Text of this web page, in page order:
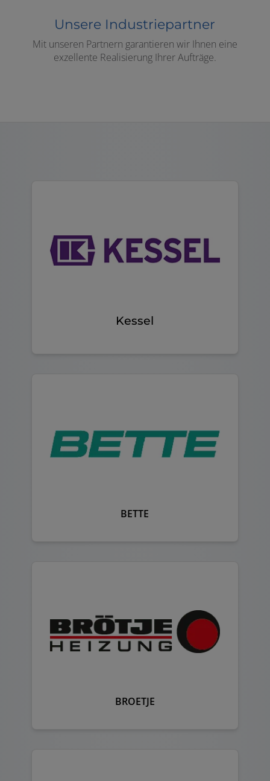
Unsere Industriepartner
Mit unseren Partnern garantieren wir Ihnen eine
exzellente Realisierung Ihrer Aufträge.
Kessel
BETTE
BROETJE